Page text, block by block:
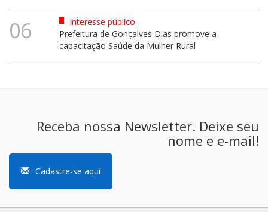
06
Interesse público
Prefeitura de Gonçalves Dias promove a
capacitação Saúde da Mulher Rural
Receba nossa Newsletter. Deixe seu
nome e e-mail!
Cadastre-se aqui